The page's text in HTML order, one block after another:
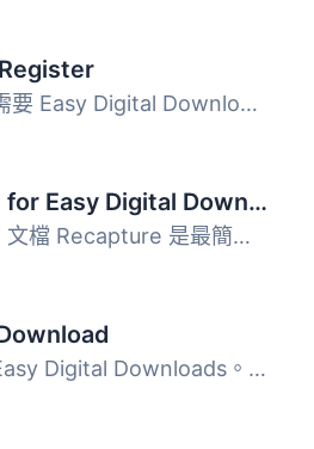
此外掛現在需要 Easy Digital Downloads 2.9 或更高版本。 啟...
Recapture for Easy Digital Downloads
主站 | 支援 | 文檔 Recapture 是最簡單、最有效的方式，為您...
此外掛需要Easy Digital Downloads。 如果您已經建立了自訂的...